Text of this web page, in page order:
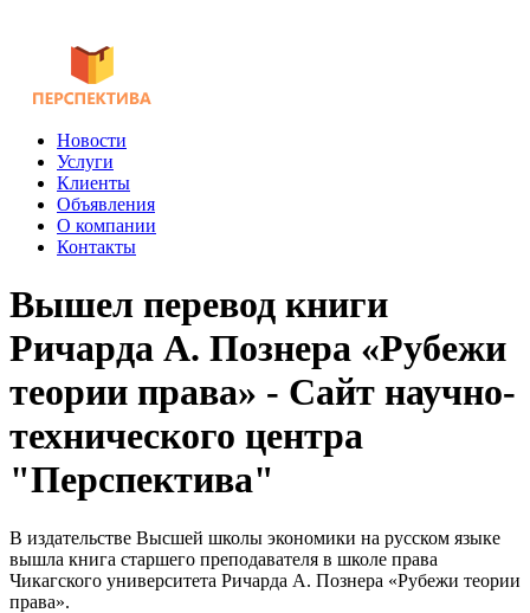
Новости
Услуги
Клиенты
Объявления
О компании
Контакты
Вышел перевод книги
Ричарда А. Познера «Рубежи
теории права» - Сайт научно-
технического центра
"Перспектива"
В издательстве Высшей школы экономики на русском языке
вышла книга старшего преподавателя в школе права
Чикагского университета Ричарда А. Познера «Рубежи теории
права».